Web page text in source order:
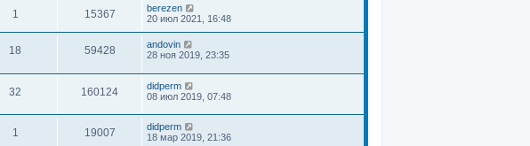
1 15367
berezen
20 июл 2021, 16:48
18 59428
andovin
28 ноя 2019, 23:35
32 160124
didperm
08 июл 2019, 07:48
1 19007
didperm
18 мар 2019, 21:36